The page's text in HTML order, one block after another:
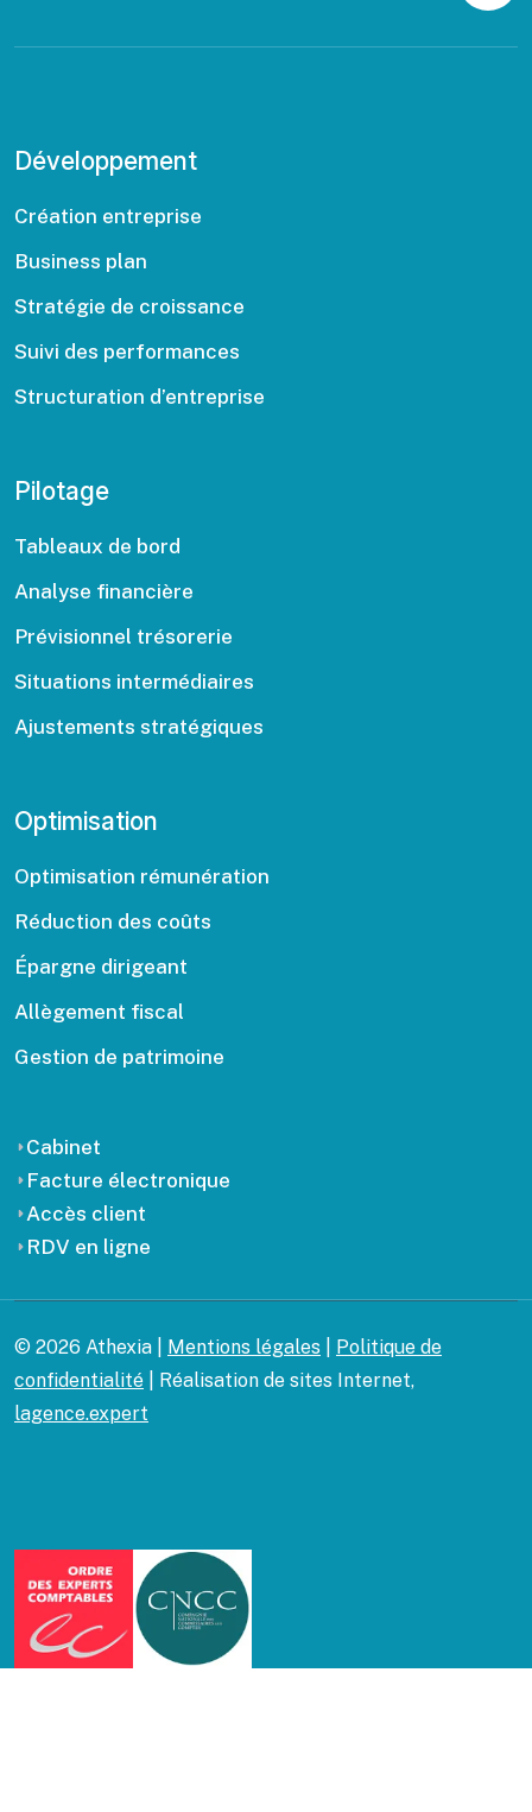
Développement
Création entreprise
Business plan
Stratégie de croissance
Suivi des performances
Structuration d’entreprise
Pilotage
Tableaux de bord
Analyse financière
Prévisionnel trésorerie
Situations intermédiaires
Ajustements stratégiques
Optimisation
Optimisation rémunération
Réduction des coûts
Épargne dirigeant
Allègement fiscal
Gestion de patrimoine
Cabinet
Facture électronique
Accès client
RDV en ligne
© 2026 Athexia | Mentions légales
Politique de
confidentialité | Réalisation de sites Internet,
lagence.expert